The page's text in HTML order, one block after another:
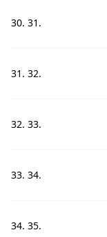
30. 31.
31. 32.
32. 33.
33. 34.
34. 35.